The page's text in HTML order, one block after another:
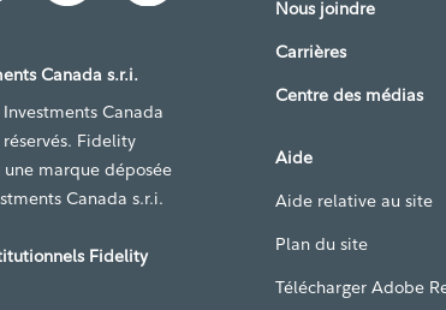
Canada s.r.i.
Canada
Fidelity
une marque déposée
Canada s.r.i.
Fidelity
Nous joindre
Carrières
Centre des médias
Aide
Aide relative au site
Plan du site
Télécharger Adobe